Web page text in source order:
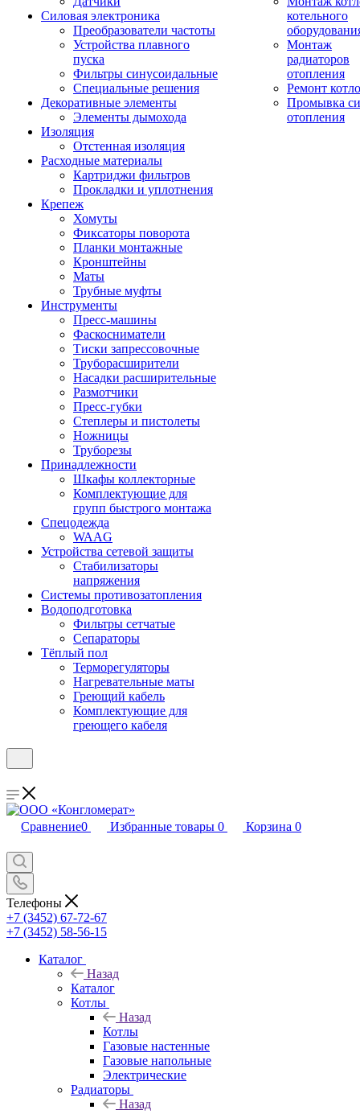
Силовая электроника
Преобразователи частоты
Устройства плавного
пуска
Фильтры синусоидальные
Специальные решения
Декоративные элементы
Элементы дымохода
Изоляция
Отстенная изоляция
Расходные материалы
Картриджи фильтров
Прокладки и уплотнения
Крепеж
Хомуты
Фиксаторы поворота
Планки монтажные
Кронштейны
Маты
Трубные муфты
Инструменты
Пресс-машины
Фаскосниматели
Тиски запрессовочные
Труборасширители
Насадки расширительные
Размотчики
Пресс-губки
Степлеры и пистолеты
Ножницы
Труборезы
Принадлежности
Шкафы коллекторные
Комплектующие для
групп быстрого монтажа
Спецодежда
WAAG
Устройства сетевой защиты
Стабилизаторы
напряжения
Системы противозатопления
Водоподготовка
Фильтры сетчатые
Сепараторы
Тёплый пол
Терморегуляторы
Нагревательные маты
Греющий кабель
Комплектующие для
греющего кабеля
котельного
Монтаж
радиаторов
отопления
Ремонт
Промывка
отопления
Сравнение0 Избранные товары 0 Корзина 0
Телефоны
+7 (3452) 67-72-67
+7 (3452) 58-56-15
Каталог
Назад
Каталог
Котлы
Назад
Котлы
Газовые настенные
Газовые напольные
Электрические
Радиаторы
Назад